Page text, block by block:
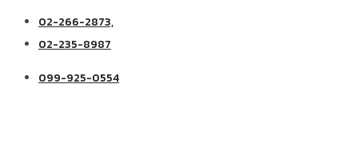
02-266-2873,
02-235-8987
099-925-0554